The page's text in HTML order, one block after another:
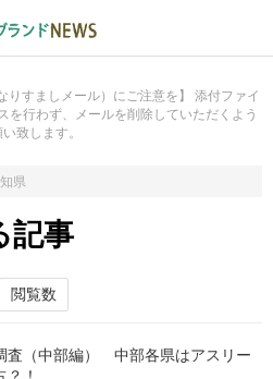
りすましメール）にご注意を】 添付ファイ
を行わず、メールを削除していただくよう
致します。
県
記事
査（中部編） 中部各県はアスリー
？！